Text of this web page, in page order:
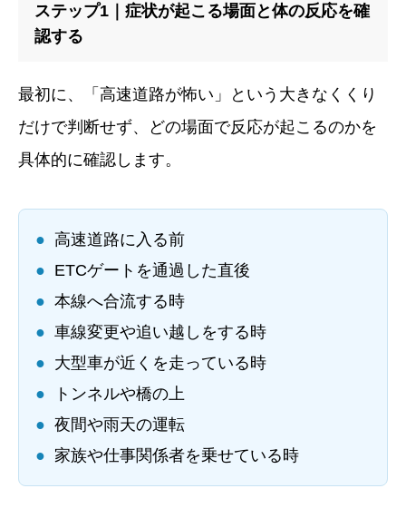
ステップ1｜症状が起こる場面と体の反応を確
認する
最初に、「高速道路が怖い」という大きなくくり
だけで判断せず、どの場面で反応が起こるのかを
具体的に確認します。
● 高速道路に入る前
● ETCゲートを通過した直後
● 本線へ合流する時
● 車線変更や追い越しをする時
● 大型車が近くを走っている時
●
トンネルや橋の上
● 夜間や雨天の運転
● 家族や仕事関係者を乗せている時